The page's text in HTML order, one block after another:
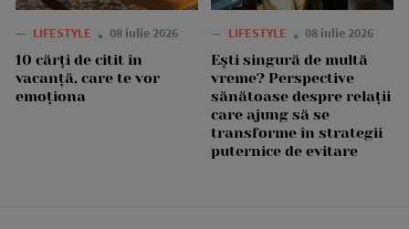
— LIFESTYLE 08 iulie 2026
10 cărți de citit în
vacanță, care te vor
emoționa
— LIFESTYLE 08 iulie 2026
Ești singură de multă
vreme? Perspective
sănătoase despre relații
care ajung să se
transforme în strategii
puternice de evitare